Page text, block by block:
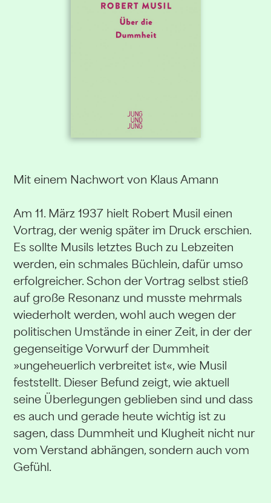
Mit einem Nachwort von Klaus Amann
Am 11. März 1937 hielt Robert Musil einen
Vortrag, der wenig später im Druck erschien.
Es sollte Musils letztes Buch zu Lebzeiten
werden, ein schmales Büchlein, dafür umso
erfolgreicher. Schon der Vortrag selbst stieß
auf große Resonanz und musste mehrmals
wiederholt werden, wohl auch wegen der
politischen Umstände in einer Zeit, in der der
gegenseitige Vorwurf der Dummheit
»ungeheuerlich verbreitet ist«, wie Musil
feststellt. Dieser Befund zeigt, wie aktuell
seine Überlegungen geblieben sind und dass
es auch und gerade heute wichtig ist zu
sagen, dass Dummheit und Klugheit nicht nur
vom Verstand abhängen, sondern auch vom
Gefühl.